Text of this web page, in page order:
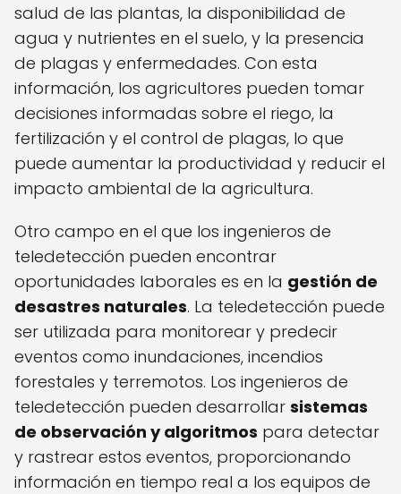
salud de las plantas, la disponibilidad de
agua y nutrientes en el suelo, y la presencia
de plagas y enfermedades. Con esta
información, los agricultores pueden tomar
decisiones informadas sobre el riego, la
fertilización y el control de plagas, lo que
puede aumentar la productividad y reducir el
impacto ambiental de la agricultura.
Otro campo en el que los ingenieros de
teledetección pueden encontrar
oportunidades laborales es en la gestión de
desastres naturales. La teledetección puede
ser utilizada para monitorear y predecir
eventos como inundaciones, incendios
forestales y terremotos. Los ingenieros de
teledetección pueden desarrollar sistemas
de observación y algoritmos para detectar
y rastrear estos eventos, proporcionando
información en tiempo real a los equipos de